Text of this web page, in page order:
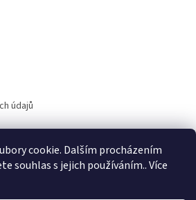
cookie. Dalším procházením
souhlas s jejich používáním.. Více
údajů